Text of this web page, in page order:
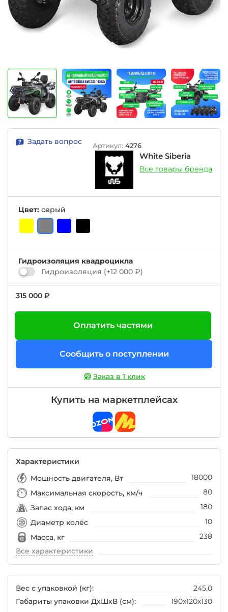
Задать вопрос Артикул: 4276
White Siberia
Все товары бренда
Цвет: серый
Гидроизоляция квадроцикла
Гидроизоляция (+12 000 ₽)
315 000 ₽
Оплатить частями
Сообщить о поступлении
Заказ в 1 клик
Купить на маркетплейсах
Характеристики
Мощность двигателя, Вт
18000
Максимальная скорость, км/ч
80
Запас хода, км
180
Диаметр колёс
10
Масса, кг
238
Все характеристики
Вес с упаковкой (кг):
245.0
Габариты упаковки ДхШхВ (см):
190x120x130